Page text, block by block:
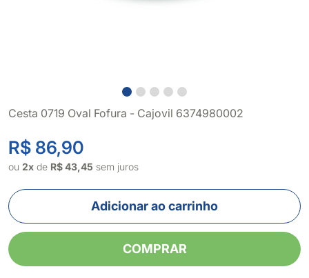
Cesta 0719 Oval Fofura - Cajovil 6374980002
R$ 86,90
ou 2x de R$ 43,45 sem juros
Adicionar ao carrinho
COMPRAR